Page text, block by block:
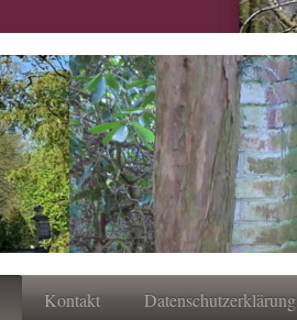
Kontakt Datenschutzerklärung